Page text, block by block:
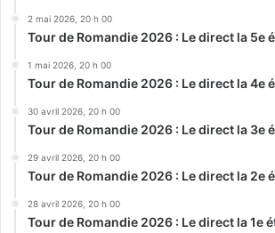
2 mai 2026, 20 h 00
Tour de Romandie 2026 : Le direct la 5e
1 mai 2026, 20 h 00
Tour de Romandie 2026 : Le direct la 4e
30 avril 2026, 20 h 00
Tour de Romandie 2026 : Le direct la 3e
29 avril 2026, 20 h 00
Tour de Romandie 2026 : Le direct la 2e
28 avril 2026, 20 h 00
Tour de Romandie 2026 : Le direct la 1e